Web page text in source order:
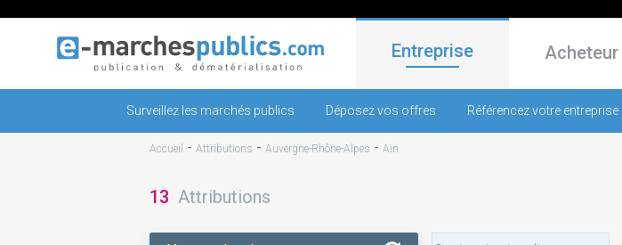
Entreprise Acheteur
Surveillez les marchés publics Déposez vos offres Référencez votre entreprise
Accueil - Attributions - Auvergne-Rhône-Alpes - Ain
13 Attributions